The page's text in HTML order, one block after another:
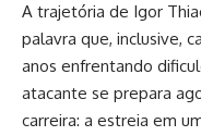
A trajetória de Igor
palavra que, inclusive,
anos enfrentando
atacante se prepara
carreira: a estreia em